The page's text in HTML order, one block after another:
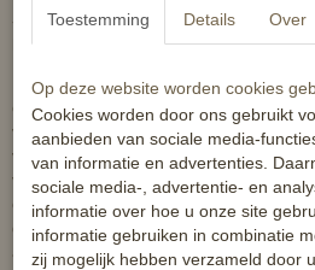
- via het winkelmandje, of bij afhaal
huurbedrag inclusief borg van E130.
Het verzenden is voor uw eigen
ons retour. Tevens is verzenden naar
verantwoording zoals wettelijk is
verzending is leading als 'datum van
verzendbewijs goed. De testperiode
ontvangen van ons, dit wordt ook
geregistreerd. Iedere dag gebruik/ in
afgesprokendag geeft per dag E35,-
Toestemming Details Over
Op deze website worden cookies
Cookies worden door ons gebruikt
aanbieden van sociale media-
van informatie en advertenties.
sociale media-, advertentie- en
informatie over hoe u onze site
informatie gebruiken in combinatie
zij mogelijk hebben verzameld door